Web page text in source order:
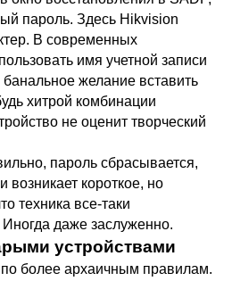
пароль. Здесь Hikvision
В современных
имя учетной записи
банальное желание вставить
хитрой комбинации
не оценит творческий
пароль сбрасывается,
возникает короткое, но
техника все-таки
Иногда даже заслуженно.
устройствами
более архаичным правилам.